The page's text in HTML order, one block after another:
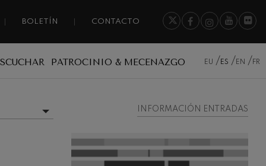
BOLETÍN CONTACTO
PATROCINIO & MECENAZGO EU ES EN FR
INFORMACIÓN ENTRADAS